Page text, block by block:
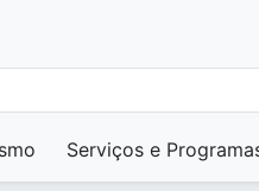
Serviços e